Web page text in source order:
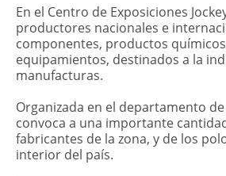
En el Centro de Exposiciones
productores nacionales e
componentes, productos
equipamientos, destinados a la
manufacturas.
Organizada en el departamento
convoca a una importante
fabricantes de la zona, y de los
interior del país.